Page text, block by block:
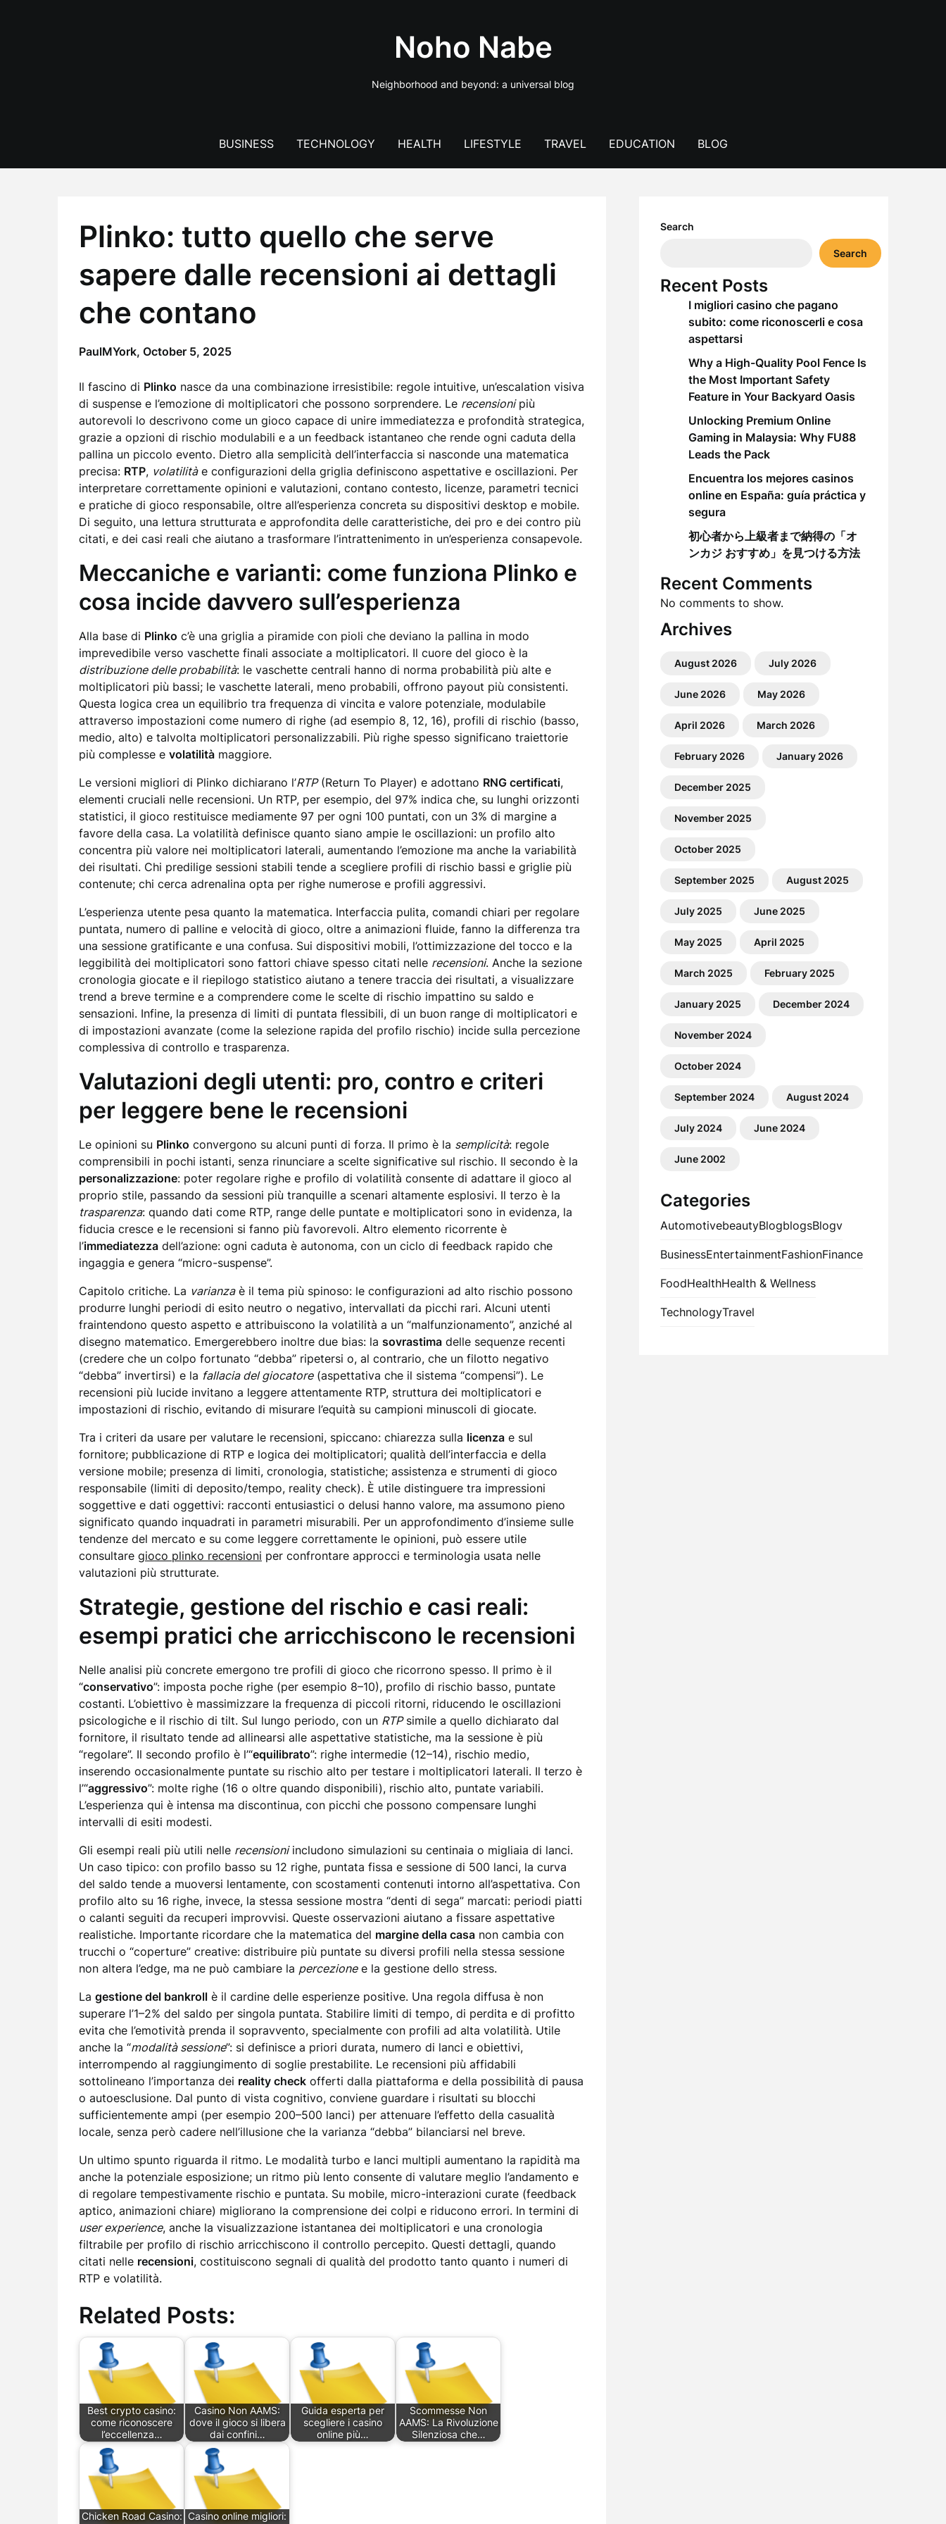
Noho Nabe
Neighborhood and beyond: a universal blog
BUSINESS TECHNOLOGY HEALTH LIFESTYLE TRAVEL EDUCATION BLOG
Plinko: tutto quello che serve
sapere dalle recensioni ai dettagli
che contano
PaulMYork, October 5, 2025
Il fascino di Plinko nasce da una combinazione irresistibile: regole intuitive, un’escalation visiva
di suspense e l’emozione di moltiplicatori che possono sorprendere. Le recensionipiù
autorevoli lo descrivono come un gioco capace di unire immediatezza e profondità strategica,
grazie a opzioni di rischio modulabili e a un feedback istantaneo che rende ogni caduta della
pallina un piccolo evento. Dietro alla semplicità dell’interfaccia si nasconde una matematica
precisa: RTP, volatilitàe configurazioni della griglia definiscono aspettative e oscillazioni. Per
interpretare correttamente opinioni e valutazioni, contano contesto, licenze, parametri tecnici
e pratiche di gioco responsabile, oltre all’esperienza concreta su dispositivi desktop e mobile.
Di seguito, una lettura strutturata e approfondita delle caratteristiche, dei pro e dei contro più
citati, e dei casi reali che aiutano a trasformare l’intrattenimento in un’esperienza consapevole.
Meccaniche e varianti: come funziona Plinko e
cosa incide davvero sull’esperienza
Alla base di Plinko c’è una griglia a piramide con pioli che deviano la pallina in modo
imprevedibile verso vaschette finali associate a moltiplicatori. Il cuore del gioco è la
distribuzione delle probabilità: le vaschette centrali hanno di norma probabilità più alte e
moltiplicatori più bassi; le vaschette laterali, meno probabili, offrono payout più consistenti.
Questa logica crea un equilibrio tra frequenza di vincita e valore potenziale, modulabile
attraverso impostazioni come numero di righe (ad esempio 8, 12, 16), profili di rischio (basso,
medio, alto) e talvolta moltiplicatori personalizzabili. Più righe spesso significano traiettorie
più complesse e volatilità maggiore.
Le versioni migliori di Plinko dichiarano l’RTP(Return To Player) e adottano RNG certificati,
elementi cruciali nelle recensioni. Un RTP, per esempio, del 97% indica che, su lunghi orizzonti
statistici, il gioco restituisce mediamente 97 per ogni 100 puntati, con un 3% di margine a
favore della casa. La volatilità definisce quanto siano ampie le oscillazioni: un profilo alto
concentra più valore nei moltiplicatori laterali, aumentando l’emozione ma anche la variabilità
dei risultati. Chi predilige sessioni stabili tende a scegliere profili di rischio bassi e griglie più
contenute; chi cerca adrenalina opta per righe numerose e profili aggressivi.
L’esperienza utente pesa quanto la matematica. Interfaccia pulita, comandi chiari per regolare
puntata, numero di palline e velocità di gioco, oltre a animazioni fluide, fanno la differenza tra
una sessione gratificante e una confusa. Sui dispositivi mobili, l’ottimizzazione del tocco e la
leggibilità dei moltiplicatori sono fattori chiave spesso citati nelle recensioni. Anche la sezione
cronologia giocate e il riepilogo statistico aiutano a tenere traccia dei risultati, a visualizzare
trend a breve termine e a comprendere come le scelte di rischio impattino su saldo e
sensazioni. Infine, la presenza di limiti di puntata flessibili, di un buon range di moltiplicatori e
di impostazioni avanzate (come la selezione rapida del profilo rischio) incide sulla percezione
complessiva di controllo e trasparenza.
Valutazioni degli utenti: pro, contro e criteri
per leggere bene le recensioni
Le opinioni su Plinko convergono su alcuni punti di forza. Il primo è la semplicità: regole
comprensibili in pochi istanti, senza rinunciare a scelte significative sul rischio. Il secondo è la
personalizzazione: poter regolare righe e profilo di volatilità consente di adattare il gioco al
proprio stile, passando da sessioni più tranquille a scenari altamente esplosivi. Il terzo è la
trasparenza: quando dati come RTP, range delle puntate e moltiplicatori sono in evidenza, la
fiducia cresce e le recensioni si fanno più favorevoli. Altro elemento ricorrente è
l’immediatezza dell’azione: ogni caduta è autonoma, con un ciclo di feedback rapido che
ingaggia e genera “micro-suspense”.
Capitolo critiche. La varianzaè il tema più spinoso: le configurazioni ad alto rischio possono
produrre lunghi periodi di esito neutro o negativo, intervallati da picchi rari. Alcuni utenti
fraintendono questo aspetto e attribuiscono la volatilità a un “malfunzionamento”, anziché al
disegno matematico. Emergerebbero inoltre due bias: la sovrastima delle sequenze recenti
(credere che un colpo fortunato “debba” ripetersi o, al contrario, che un filotto negativo
“debba” invertirsi) e la fallacia del giocatore(aspettativa che il sistema “compensi”). Le
recensioni più lucide invitano a leggere attentamente RTP, struttura dei moltiplicatori e
impostazioni di rischio, evitando di misurare l’equità su campioni minuscoli di giocate.
Tra i criteri da usare per valutare le recensioni, spiccano: chiarezza sulla licenza e sul
fornitore; pubblicazione di RTP e logica dei moltiplicatori; qualità dell’interfaccia e della
versione mobile; presenza di limiti, cronologia, statistiche; assistenza e strumenti di gioco
responsabile (limiti di deposito/tempo, reality check). È utile distinguere tra impressioni
soggettive e dati oggettivi: racconti entusiastici o delusi hanno valore, ma assumono pieno
significato quando inquadrati in parametri misurabili. Per un approfondimento d’insieme sulle
tendenze del mercato e su come leggere correttamente le opinioni, può essere utile
consultare gioco plinko recensioni per confrontare approcci e terminologia usata nelle
valutazioni più strutturate.
Strategie, gestione del rischio e casi reali:
esempi pratici che arricchiscono le recensioni
Nelle analisi più concrete emergono tre profili di gioco che ricorrono spesso. Il primo è il
“conservativo”: imposta poche righe (per esempio 8–10), profilo di rischio basso, puntate
costanti. L’obiettivo è massimizzare la frequenza di piccoli ritorni, riducendo le oscillazioni
psicologiche e il rischio di tilt. Sul lungo periodo, con un RTPsimile a quello dichiarato dal
fornitore, il risultato tende ad allinearsi alle aspettative statistiche, ma la sessione è più
“regolare”. Il secondo profilo è l’“equilibrato”: righe intermedie (12–14), rischio medio,
inserendo occasionalmente puntate su rischio alto per testare i moltiplicatori laterali. Il terzo è
l’“aggressivo”: molte righe (16 o oltre quando disponibili), rischio alto, puntate variabili.
L’esperienza qui è intensa ma discontinua, con picchi che possono compensare lunghi
intervalli di esiti modesti.
Gli esempi reali più utili nelle recensioniincludono simulazioni su centinaia o migliaia di lanci.
Un caso tipico: con profilo basso su 12 righe, puntata fissa e sessione di 500 lanci, la curva
del saldo tende a muoversi lentamente, con scostamenti contenuti intorno all’aspettativa. Con
profilo alto su 16 righe, invece, la stessa sessione mostra “denti di sega” marcati: periodi piatti
o calanti seguiti da recuperi improvvisi. Queste osservazioni aiutano a fissare aspettative
realistiche. Importante ricordare che la matematica del margine della casa non cambia con
trucchi o “coperture” creative: distribuire più puntate su diversi profili nella stessa sessione
non altera l’edge, ma ne può cambiare la percezionee la gestione dello stress.
La gestione del bankroll è il cardine delle esperienze positive. Una regola diffusa è non
superare l’1–2% del saldo per singola puntata. Stabilire limiti di tempo, di perdita e di profitto
evita che l’emotività prenda il sopravvento, specialmente con profili ad alta volatilità. Utile
anche la “modalità sessione”: si definisce a priori durata, numero di lanci e obiettivi,
interrompendo al raggiungimento di soglie prestabilite. Le recensioni più affidabili
sottolineano l’importanza dei reality check offerti dalla piattaforma e della possibilità di pausa
o autoesclusione. Dal punto di vista cognitivo, conviene guardare i risultati su blocchi
sufficientemente ampi (per esempio 200–500 lanci) per attenuare l’effetto della casualità
locale, senza però cadere nell’illusione che la varianza “debba” bilanciarsi nel breve.
Un ultimo spunto riguarda il ritmo. Le modalità turbo e lanci multipli aumentano la rapidità ma
anche la potenziale esposizione; un ritmo più lento consente di valutare meglio l’andamento e
di regolare tempestivamente rischio e puntata. Su mobile, micro-interazioni curate (feedback
aptico, animazioni chiare) migliorano la comprensione dei colpi e riducono errori. In termini di
user experience, anche la visualizzazione istantanea dei moltiplicatori e una cronologia
filtrabile per profilo di rischio arricchiscono il controllo percepito. Questi dettagli, quando
citati nelle recensioni, costituiscono segnali di qualità del prodotto tanto quanto i numeri di
RTP e volatilità.
Related Posts:
Best crypto casino:
come riconoscere
l’eccellenza…
Casino Non AAMS:
dove il gioco si libera
dai confini…
Guida esperta per
scegliere i casino
online più…
Scommesse Non
AAMS: La Rivoluzione
Silenziosa che…
Chicken Road Casino: Casino online migliori:
Search
Search
Recent Posts
I migliori casino che pagano
subito: come riconoscerli e cosa
aspettarsi
Why a High-Quality Pool Fence Is
the Most Important Safety
Feature in Your Backyard Oasis
Unlocking Premium Online
Gaming in Malaysia: Why FU88
Leads the Pack
Encuentra los mejores casinos
online en España: guía práctica y
segura
初心者から上級者まで納得の「オ
ンカジ おすすめ」を見つける方法
Recent Comments
No comments to show.
Archives
August 2026 July 2026
June 2026 May 2026
April 2026 March 2026
February 2026 January 2026
December 2025
November 2025
October 2025
September 2025 August 2025
July 2025 June 2025
May 2025 April 2025
March 2025 February 2025
January 2025 December 2024
November 2024
October 2024
September 2024 August 2024
July 2024 June 2024
June 2002
Categories
AutomotivebeautyBlogblogsBlogv
BusinessEntertainmentFashionFinance
FoodHealthHealth & Wellness
TechnologyTravel